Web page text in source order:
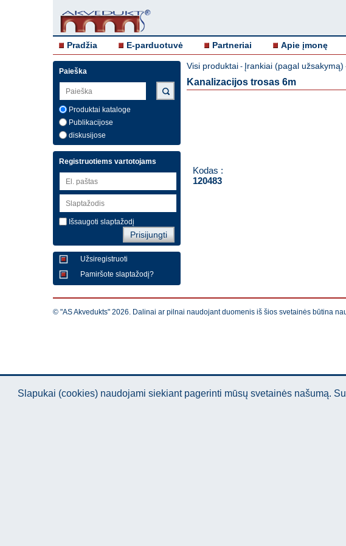
Pradžia E-parduotuvė Partneriai Apie įmonę
Paieška
Produktai kataloge
Publikacijose
diskusijose
Registruotiems vartotojams
Išsaugoti slaptažodį
Užsiregistruoti
Pamiršote slaptažodį?
Visi produktai - Įrankiai (pagal užsakymą)
Kanalizacijos trosas 6m
Kodas :
120483
© "AS Akvedukts" 2026. Dalinai ar pilnai naudojant duomenis iš šios svetainės būtina
Slapukai (cookies) naudojami siekiant pagerinti mūsų svetainės našumą.